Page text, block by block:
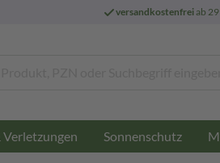
versandkostenfreiab
Verletzungen Sonnenschutz